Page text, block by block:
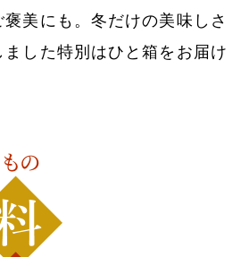
美にも。冬だけの美味しさ
した特別はひと箱をお届け